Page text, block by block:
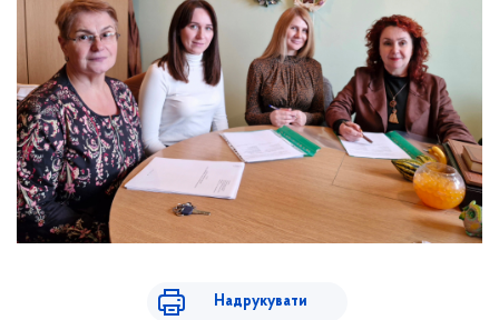
Надрукувати